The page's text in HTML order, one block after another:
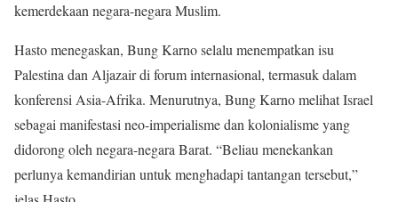
kemerdekaan negara-negara Muslim.
Hasto menegaskan, Bung Karno selalu menempatkan isu
Palestina dan Aljazair di forum internasional, termasuk dalam
konferensi Asia-Afrika. Menurutnya, Bung Karno melihat Israel
sebagai manifestasi neo-imperialisme dan kolonialisme yang
didorong oleh negara-negara Barat. “Beliau menekankan
perlunya kemandirian untuk menghadapi tantangan tersebut,”